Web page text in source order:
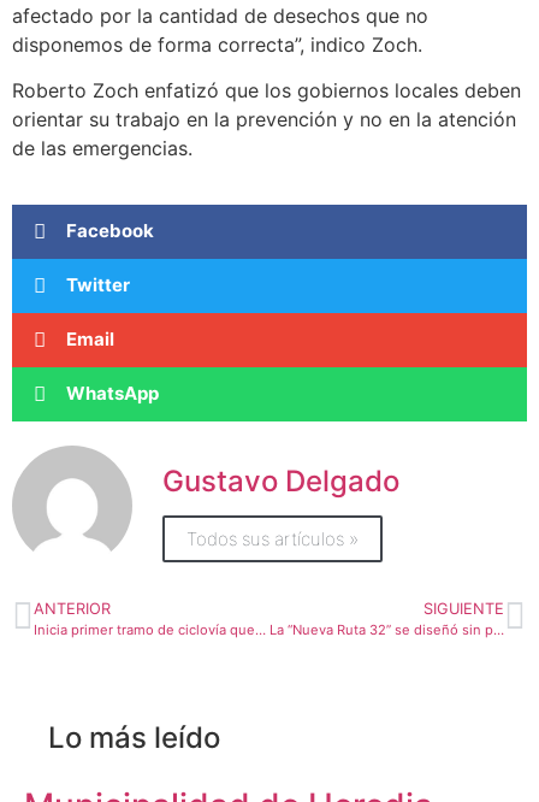
afectado por la cantidad de desechos que no
disponemos de forma correcta”, indico Zoch.
Roberto Zoch enfatizó que los gobiernos locales deben
orientar su trabajo en la prevención y no en la atención
de las emergencias.
Facebook
Twitter
Email
WhatsApp
Gustavo Delgado
Todos sus artículos »
ANTERIOR
Inicia primer tramo de ciclovía que conectará Montes de Oca con Curridabat
SIGUIENTE
La “Nueva Ruta 32” se diseñó sin pensar en los limonenses
Lo más leído